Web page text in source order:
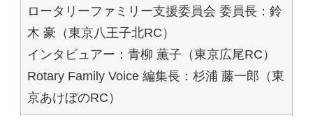
ロータリーファミリー支援委員会 委員長：鈴
木 豪（東京八王子北RC）
インタビュアー：青柳 薫子（東京広尾RC）
Rotary Family Voice 編集長：杉浦 藤一郎（東
京あけぼのRC）